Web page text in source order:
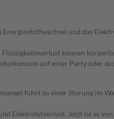
und das
können
auf einer Party oder
führt zu einer Störung im
Elektrolytverlust. Jetzt ist es